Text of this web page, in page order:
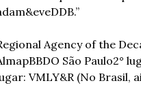
Agency of the
São Paulo2°
VMLY&R (No Brasil,